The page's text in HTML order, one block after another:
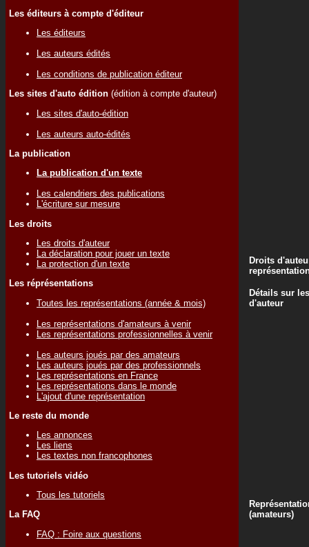
Les éditeurs à compte d'éditeur
Les éditeurs
Les auteurs édités
Les conditions de publication éditeur
Les sites d'auto édition (édition à compte d'auteur)
Les sites d'auto-édition
Les auteurs auto-édités
La publication
La publication d'un texte
Les calendriers des publications
L'écriture sur mesure
Les droits
Les droits d'auteur
La déclaration pour jouer un texte
La protection d'un texte
Les réprésentations
Toutes les représentations (année & mois)
Les représentations d'amateurs à venir
Les représentations professionnelles à venir
Les auteurs joués par des amateurs
Les auteurs joués par des professionnels
Les représentations en France
Les représentations dans le monde
L'ajout d'une représentation
Le reste du monde
Les annonces
Les liens
Les textes non francophones
Les tutoriels vidéo
Tous les tutoriels
La FAQ
FAQ : Foire aux questions
Droits
Détails sur
d'auteur
(amateurs)